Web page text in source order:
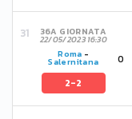
36A GIORNATA
22/05/2023 16:30
Roma -
Salernitana
2-2
0